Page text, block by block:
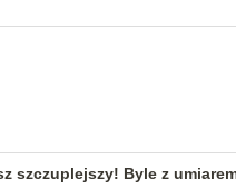
szczuplejszy! Byle z